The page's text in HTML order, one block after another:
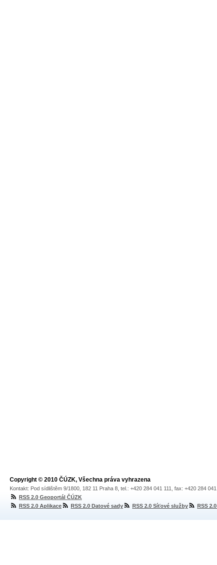
Copyright © 2010 ČÚZK, Všechna práva vyhrazena
Kontakt: Pod sídlištěm 9/1800, 182 11 Praha 8, tel.: +420 284 041 111, fax: +420 284
RSS 2.0 Geoportál ČÚZK
RSS 2.0 Aplikace
RSS 2.0 Datové sady RSS 2.0 Síťové služby RSS